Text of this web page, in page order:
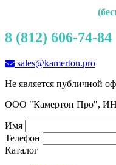
8 (812) 606-74-84
sales@kamerton.pro
Не является публичной
ООО "Камертон Про",
Имя
Телефон
Каталог